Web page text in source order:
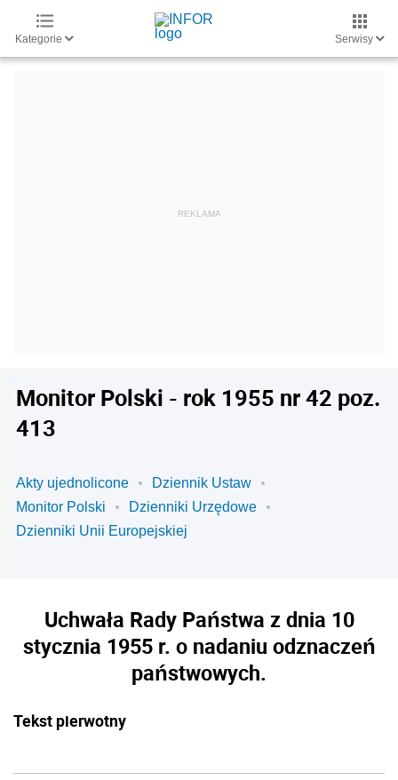
Kategorie Serwisy
Monitor Polski - rok 1955 nr 42 poz.
413
Akty ujednolicone
Dziennik Ustaw
Monitor Polski
Dzienniki Urzędowe
Dzienniki Unii Europejskiej
Uchwała Rady Państwa z dnia 10
stycznia 1955 r. o nadaniu odznaczeń
państwowych.
Tekst pierwotny